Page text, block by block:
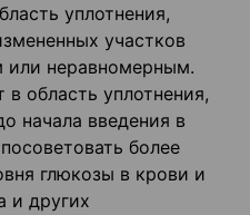
уплотнения,
участков
неравномерным.
область уплотнения,
начала введения в
более
глюкозы в крови и
и других